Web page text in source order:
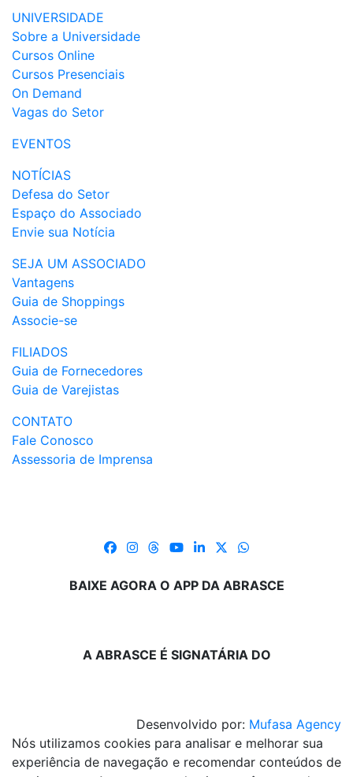
UNIVERSIDADE
Sobre a Universidade
Cursos Online
Cursos Presenciais
On Demand
Vagas do Setor
EVENTOS
NOTÍCIAS
Defesa do Setor
Espaço do Associado
Envie sua Notícia
SEJA UM ASSOCIADO
Vantagens
Guia de Shoppings
Associe-se
FILIADOS
Guia de Fornecedores
Guia de Varejistas
CONTATO
Fale Conosco
Assessoria de Imprensa
BAIXE AGORA O APP DA ABRASCE
A ABRASCE É SIGNATÁRIA DO
Desenvolvido por: Mufasa Agency
Nós utilizamos cookies para analisar e melhorar sua
experiência de navegação e recomendar conteúdos de